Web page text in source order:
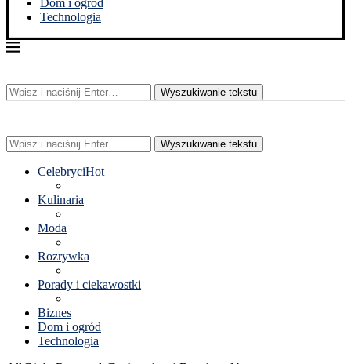
Dom i ogród
Technologia
Wyszukiwanie tekstu
Wyszukiwanie tekstu
CelebryciHot
Kulinaria
Moda
Rozrywka
Porady i ciekawostki
Biznes
Dom i ogród
Technologia